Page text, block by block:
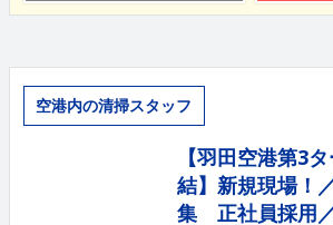
空港内の清掃スタッフ
【羽田空港第3
結】新規現場！
集 正社員採用